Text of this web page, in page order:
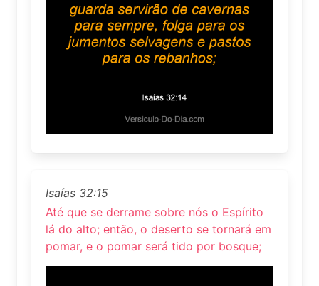
Isaías 32:15
Até que se derrame sobre nós o Espírito
lá do alto; então, o deserto se tornará em
pomar, e o pomar será tido por bosque;